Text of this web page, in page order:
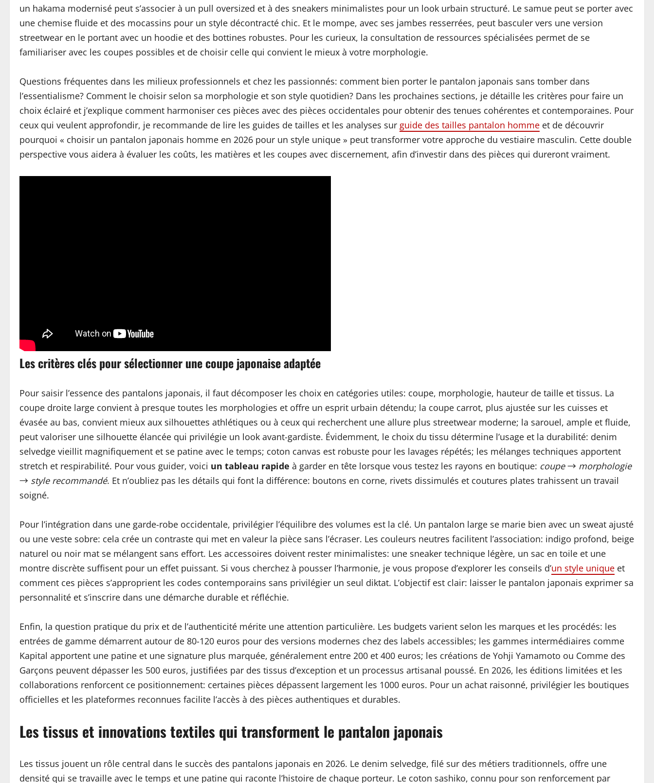
un hakama modernisé peut s’associer à un pull oversized et à des sneakers minimalistes pour un look urbain structuré. Le samue peut se porter avec
une chemise fluide et des mocassins pour un style décontracté chic. Et le mompe, avec ses jambes resserrées, peut basculer vers une version
streetwear en le portant avec un hoodie et des bottines robustes. Pour les curieux, la consultation de ressources spécialisées permet de se
familiariser avec les coupes possibles et de choisir celle qui convient le mieux à votre morphologie.
Questions fréquentes dans les milieux professionnels et chez les passionnés: comment bien porter le pantalon japonais sans tomber dans
l’essentialisme? Comment le choisir selon sa morphologie et son style quotidien? Dans les prochaines sections, je détaille les critères pour faire un
choix éclairé et j’explique comment harmoniser ces pièces avec des pièces occidentales pour obtenir des tenues cohérentes et contemporaines. Pour
ceux qui veulent approfondir, je recommande de lire les guides de tailles et les analyses sur guide des tailles pantalon homme et de découvrir
pourquoi « choisir un pantalon japonais homme en 2026 pour un style unique » peut transformer votre approche du vestiaire masculin. Cette double
perspective vous aidera à évaluer les coûts, les matières et les coupes avec discernement, afin d’investir dans des pièces qui dureront vraiment.
Les critères clés pour sélectionner une coupe japonaise adaptée
Pour saisir l’essence des pantalons japonais, il faut décomposer les choix en catégories utiles: coupe, morphologie, hauteur de taille et tissus. La
coupe droite large convient à presque toutes les morphologies et offre un esprit urbain détendu; la coupe carrot, plus ajustée sur les cuisses et
évasée au bas, convient mieux aux silhouettes athlétiques ou à ceux qui recherchent une allure plus streetwear moderne; la sarouel, ample et fluide,
peut valoriser une silhouette élancée qui privilégie un look avant-gardiste. Évidemment, le choix du tissu détermine l’usage et la durabilité: denim
selvedge vieillit magnifiquement et se patine avec le temps; coton canvas est robuste pour les lavages répétés; les mélanges techniques apportent
stretch et respirabilité. Pour vous guider, voici un tableau rapide à garder en tête lorsque vous testez les rayons en boutique: coupe→ morphologie
→ style recommandé. Et n’oubliez pas les détails qui font la différence: boutons en corne, rivets dissimulés et coutures plates trahissent un travail
soigné.
Pour l’intégration dans une garde-robe occidentale, privilégier l’équilibre des volumes est la clé. Un pantalon large se marie bien avec un sweat ajusté
ou une veste sobre: cela crée un contraste qui met en valeur la pièce sans l’écraser. Les couleurs neutres facilitent l’association: indigo profond, beige
naturel ou noir mat se mélangent sans effort. Les accessoires doivent rester minimalistes: une sneaker technique légère, un sac en toile et une
montre discrète suffisent pour un effet puissant. Si vous cherchez à pousser l’harmonie, je vous propose d’explorer les conseils d’un style unique et
comment ces pièces s’approprient les codes contemporains sans privilégier un seul diktat. L’objectif est clair: laisser le pantalon japonais exprimer sa
personnalité et s’inscrire dans une démarche durable et réfléchie.
Enfin, la question pratique du prix et de l’authenticité mérite une attention particulière. Les budgets varient selon les marques et les procédés: les
entrées de gamme démarrent autour de 80-120 euros pour des versions modernes chez des labels accessibles; les gammes intermédiaires comme
Kapital apportent une patine et une signature plus marquée, généralement entre 200 et 400 euros; les créations de Yohji Yamamoto ou Comme des
Garçons peuvent dépasser les 500 euros, justifiées par des tissus d’exception et un processus artisanal poussé. En 2026, les éditions limitées et les
collaborations renforcent ce positionnement: certaines pièces dépassent largement les 1000 euros. Pour un achat raisonné, privilégier les boutiques
officielles et les plateformes reconnues facilite l’accès à des pièces authentiques et durables.
Les tissus et innovations textiles qui transforment le pantalon japonais
Les tissus jouent un rôle central dans le succès des pantalons japonais en 2026. Le denim selvedge, filé sur des métiers traditionnels, offre une
densité qui se travaille avec le temps et une patine qui raconte l’histoire de chaque porteur. Le coton sashiko, connu pour son renforcement par